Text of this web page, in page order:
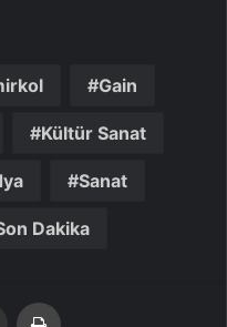
Gain
Kültür Sanat
Sanat
Dakika
Email'den paylaş